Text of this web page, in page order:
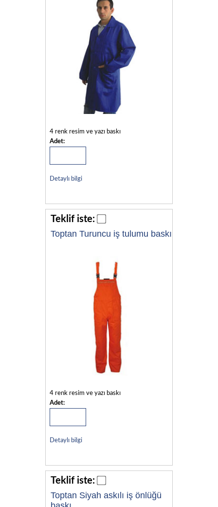
4 renk resim ve yazı baskı
Adet:
Detaylı bilgi
Teklif iste:
Toptan Turuncu iş tulumu baskı
4 renk resim ve yazı baskı
Adet:
Detaylı bilgi
Teklif iste:
Toptan Siyah askılı iş önlüğü